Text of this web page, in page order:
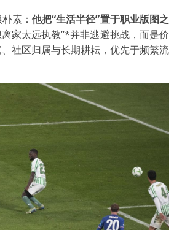
素： 他把“生活半径”置于职业版图之
家太远执教”*并非逃避挑战，而是价
社区归属与长期耕耘，优先于频繁流